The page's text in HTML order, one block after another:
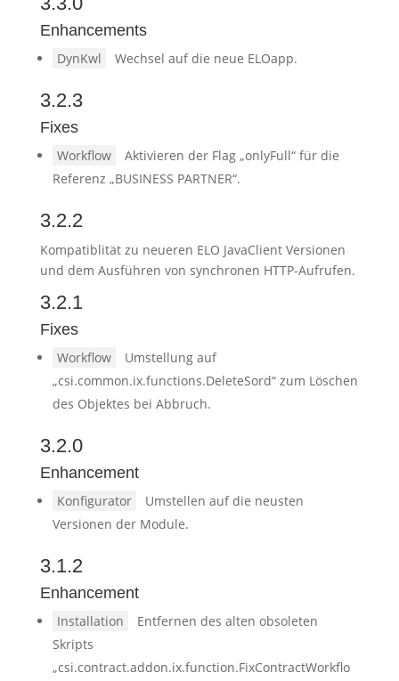
Enhancements
DynKwl Wechsel auf die neue ELOapp.
3.2.3
Fixes
Workflow
Aktivieren der Flag „onlyFull“ für die
Referenz „BUSINESS PARTNER“.
3.2.2
Kompatiblität zu neueren ELO JavaClient Versionen
und dem Ausführen von synchronen HTTP-Aufrufen.
3.2.1
Fixes
Workflow
Umstellung auf
„csi.common.ix.functions.DeleteSord“ zum Löschen
des Objektes bei Abbruch.
3.2.0
Enhancement
Konfigurator
Umstellen auf die neusten
Versionen der Module.
3.1.2
Enhancement
Installation
Entfernen des alten obsoleten
Skripts
„csi.contract.addon.ix.function.FixContractWorkflo